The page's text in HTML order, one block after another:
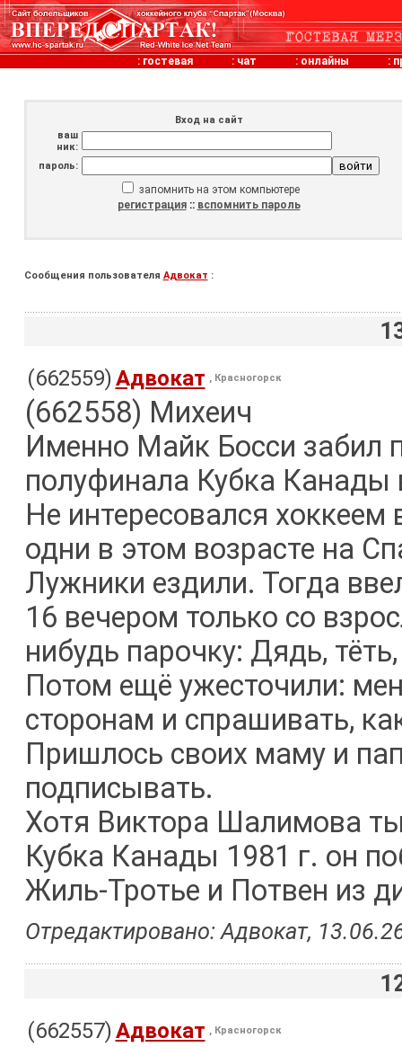
: гостевая : чат : онлайны :
Вход на сайт
ваш
ник:
пароль:
запомнить на этом компьютере
регистрация:: вспомнить пароль
Сообщения пользователя Адвокат :
(662559)Адвокат , Красногорск
(662558) Михеич
Именно Майк Босси забил
полуфинала Кубка Канады
Не интересовался
одни в этом возрасте на
Лужники ездили. Тогда
16 вечером только со
нибудь парочку: Дядь,
Потом ещё ужесточили:
сторонам и спрашивать,
Пришлось своих маму и
подписывать.
Хотя Виктора Шалимова
Кубка Канады 1981 г. он
Жиль-Тротье и Потвен из
Отредактировано: Адвокат,
(662557)Адвокат , Красногорск